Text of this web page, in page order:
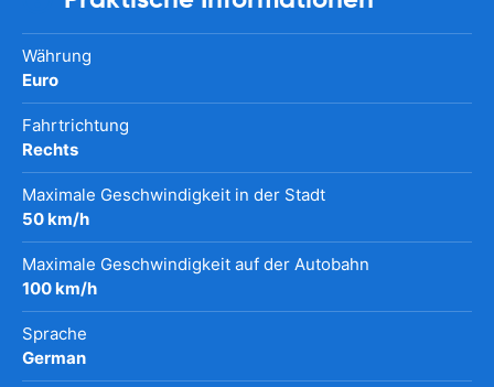
Währung
Euro
Fahrtrichtung
Rechts
Maximale Geschwindigkeit in der Stadt
50 km/h
Maximale Geschwindigkeit auf der Autobahn
100 km/h
Sprache
German